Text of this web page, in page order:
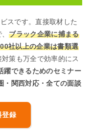
スです。直接取材した
、ブラック企業に捕まる
社以上の企業は書類選
策も万全で効率的にス
躍できるためのセミナー
・関西対応・全ての面談
登録